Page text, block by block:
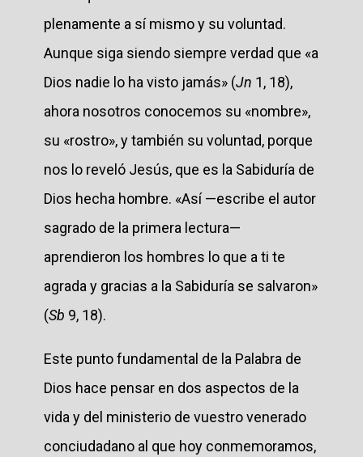
plenamente a sí mismo y su voluntad.
Aunque siga siendo siempre verdad que «a
Dios nadie lo ha visto jamás» (Jn 1, 18),
ahora nosotros conocemos su «nombre»,
su «rostro», y también su voluntad, porque
nos lo reveló Jesús, que es la Sabiduría de
Dios hecha hombre. «Así —escribe el autor
sagrado de la primera lectura—
aprendieron los hombres lo que a ti te
agrada y gracias a la Sabiduría se salvaron»
(Sb 9, 18).
Este punto fundamental de la Palabra de
Dios hace pensar en dos aspectos de la
vida y del ministerio de vuestro venerado
conciudadano al que hoy conmemoramos,